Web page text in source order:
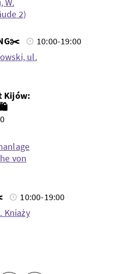
2)
10:00-19:00
ul.
Kijów:
von
10:00-19:00
Kniaży